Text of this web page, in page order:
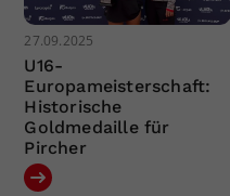
27.09.2025
U16-
Europameisterschaft:
Historische
Goldmedaille für
Pircher